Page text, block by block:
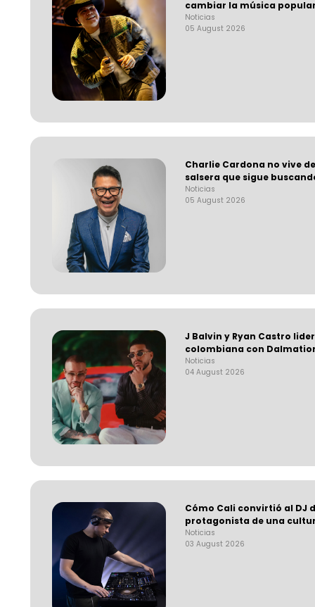
cambiar la música
Noticias
05 August 2026
Charlie Cardona no vive
salsera que sigue
Noticias
05 August 2026
J Balvin y Ryan Castro
colombiana con
Noticias
04 August 2026
Cómo Cali convirtió al DJ
protagonista de una
Noticias
03 August 2026